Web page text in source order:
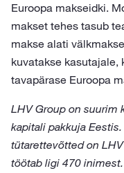
Euroopa makseidki.
makset tehes tasub
makse alati
kuvatakse kasutajale,
tavapärase Euroopa
LHV Group on suurim
kapitali pakkuja
tütarettevõtted on
töötab ligi 470